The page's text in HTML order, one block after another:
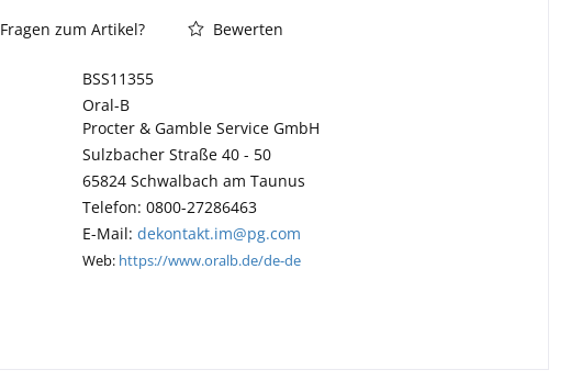
Fragen zum Artikel? Bewerten
BSS11355
Oral-B
Procter & Gamble Service GmbH
Sulzbacher Straße 40 - 50
65824 Schwalbach am Taunus
Telefon: 0800-27286463
E-Mail:dekontakt.im@pg.com
Web: https://www.oralb.de/de-de